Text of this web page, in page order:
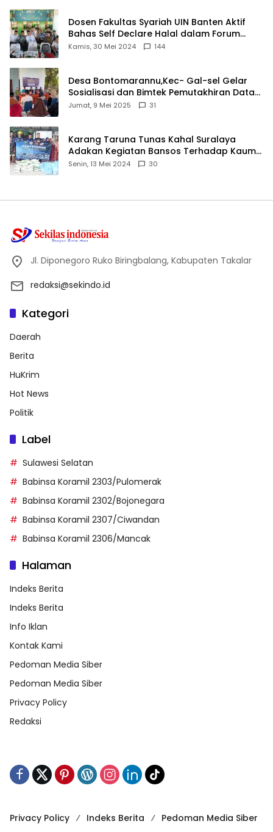
Dosen Fakultas Syariah UIN Banten Aktif
Bahas Self Declare Halal dalam Forum
Ijtima Ulama MUI
Kamis, 30 Mei 2024 144
Desa Bontomarannu,Kec- Gal-sel Gelar
Sosialisasi dan Bimtek Pemutakhiran Data
ID
Jumat, 9 Mei 2025 31
Karang Taruna Tunas Kahal Suralaya
Adakan Kegiatan Bansos Terhadap Kaum
Dhuafa dan Anak Yatim-Piatu
Senin, 13 Mei 2024 30
Jl. Diponegoro Ruko Biringbalang, Kabupaten Takalar
redaksi@sekindo.id
Kategori
Daerah
Berita
HuKrim
Hot News
Politik
Label
Sulawesi Selatan
Babinsa Koramil 2303/Pulomerak
Babinsa Koramil 2302/Bojonegara
Babinsa Koramil 2307/Ciwandan
Babinsa Koramil 2306/Mancak
Halaman
Indeks Berita
Indeks Berita
Info Iklan
Kontak Kami
Pedoman Media Siber
Pedoman Media Siber
Privacy Policy
Redaksi
Privacy Policy Indeks Berita Pedoman Media Siber